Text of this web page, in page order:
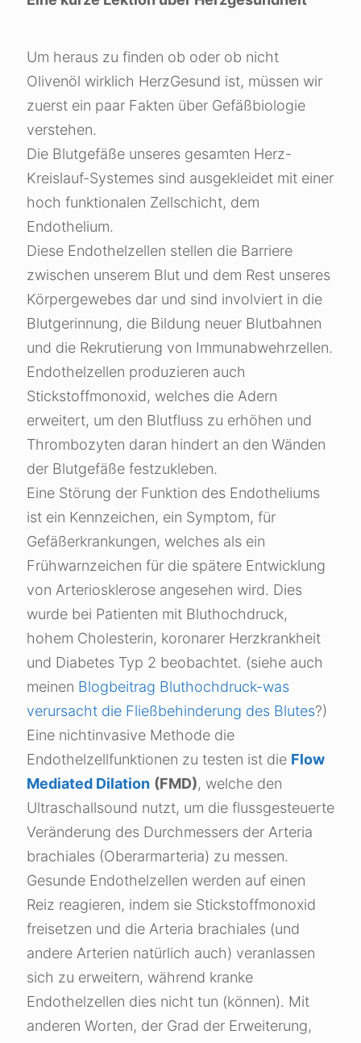
Um heraus zu finden ob oder ob nicht
Olivenöl wirklich HerzGesund ist, müssen wir
zuerst ein paar Fakten über Gefäßbiologie
verstehen.
Die Blutgefäße unseres gesamten Herz-
Kreislauf-Systemes sind ausgekleidet mit einer
hoch funktionalen Zellschicht, dem
Endothelium.
Diese Endothelzellen stellen die Barriere
zwischen unserem Blut und dem Rest unseres
Körpergewebes dar und sind involviert in die
Blutgerinnung, die Bildung neuer Blutbahnen
und die Rekrutierung von Immunabwehrzellen.
Endothelzellen produzieren auch
Stickstoffmonoxid, welches die Adern
erweitert, um den Blutfluss zu erhöhen und
Thrombozyten daran hindert an den Wänden
der Blutgefäße festzukleben.
Eine Störung der Funktion des Endotheliums
ist ein Kennzeichen, ein Symptom, für
Gefäßerkrankungen, welches als ein
Frühwarnzeichen für die spätere Entwicklung
von Arteriosklerose angesehen wird. Dies
wurde bei Patienten mit Bluthochdruck,
hohem Cholesterin, koronarer Herzkrankheit
und Diabetes Typ 2 beobachtet. (siehe auch
meinen Blogbeitrag Bluthochdruck-was
verursacht die Fließbehinderung des Blutes?)
Eine nichtinvasive Methode die
Endothelzellfunktionen zu testen ist die Flow
Mediated Dilation (FMD), welche den
Ultraschallsound nutzt, um die flussgesteuerte
Veränderung des Durchmessers der Arteria
brachiales (Oberarmarteria) zu messen.
Gesunde Endothelzellen werden auf einen
Reiz reagieren, indem sie Stickstoffmonoxid
freisetzen und die Arteria brachiales (und
andere Arterien natürlich auch) veranlassen
sich zu erweitern, während kranke
Endothelzellen dies nicht tun (können). Mit
anderen Worten, der Grad der Erweiterung,